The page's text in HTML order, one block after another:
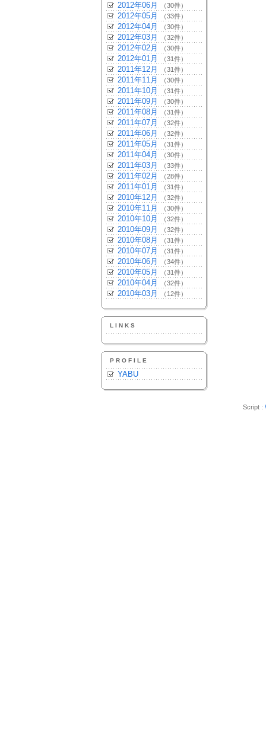
2012年06月 （30件）
2012年05月 （33件）
2012年04月 （30件）
2012年03月 （32件）
2012年02月 （30件）
2012年01月 （31件）
2011年12月 （31件）
2011年11月 （30件）
2011年10月 （31件）
2011年09月 （30件）
2011年08月 （31件）
2011年07月 （32件）
2011年06月 （32件）
2011年05月 （31件）
2011年04月 （30件）
2011年03月 （33件）
2011年02月 （28件）
2011年01月 （31件）
2010年12月 （32件）
2010年11月 （30件）
2010年10月 （32件）
2010年09月 （32件）
2010年08月 （31件）
2010年07月 （31件）
2010年06月 （34件）
2010年05月 （31件）
2010年04月 （32件）
2010年03月 （12件）
LINKS
PROFILE
YABU
Script :